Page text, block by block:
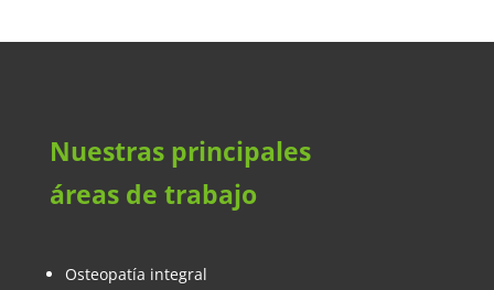
Nuestras principales
áreas de trabajo
Osteopatía integral